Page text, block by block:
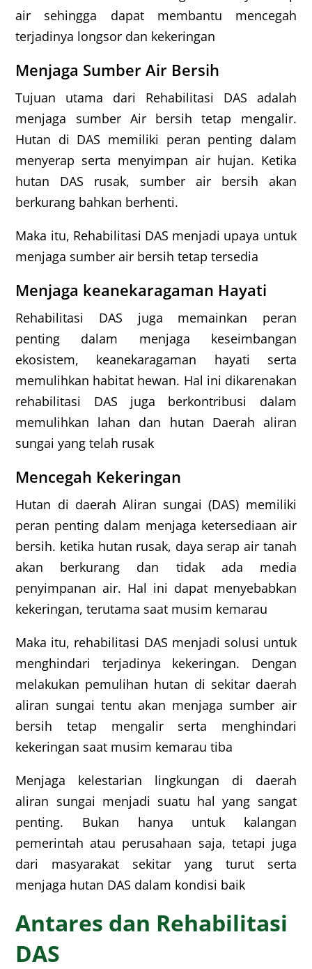
air sehingga dapat membantu mencegah
terjadinya longsor dan kekeringan
Menjaga Sumber Air Bersih
Tujuan utama dari Rehabilitasi DAS adalah
menjaga sumber Air bersih tetap mengalir.
Hutan di DAS memiliki peran penting dalam
menyerap serta menyimpan air hujan. Ketika
hutan DAS rusak, sumber air bersih akan
berkurang bahkan berhenti.
Maka itu, Rehabilitasi DAS menjadi upaya untuk
menjaga sumber air bersih tetap tersedia
Menjaga keanekaragaman Hayati
Rehabilitasi DAS juga memainkan peran
penting dalam menjaga keseimbangan
ekosistem, keanekaragaman hayati serta
memulihkan habitat hewan. Hal ini dikarenakan
rehabilitasi DAS juga berkontribusi dalam
memulihkan lahan dan hutan Daerah aliran
sungai yang telah rusak
Mencegah Kekeringan
Hutan di daerah Aliran sungai (DAS) memiliki
peran penting dalam menjaga ketersediaan air
bersih. ketika hutan rusak, daya serap air tanah
akan berkurang dan tidak ada media
penyimpanan air. Hal ini dapat menyebabkan
kekeringan, terutama saat musim kemarau
Maka itu, rehabilitasi DAS menjadi solusi untuk
menghindari terjadinya kekeringan. Dengan
melakukan pemulihan hutan di sekitar daerah
aliran sungai tentu akan menjaga sumber air
bersih tetap mengalir serta menghindari
kekeringan saat musim kemarau tiba
Menjaga kelestarian lingkungan di daerah
aliran sungai menjadi suatu hal yang sangat
penting. Bukan hanya untuk kalangan
pemerintah atau perusahaan saja, tetapi juga
dari masyarakat sekitar yang turut serta
menjaga hutan DAS dalam kondisi baik
Antares dan Rehabilitasi
DAS